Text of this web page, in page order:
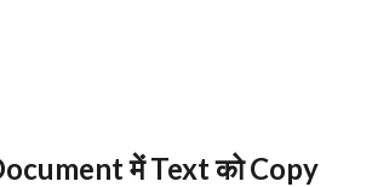
में Text को Copy